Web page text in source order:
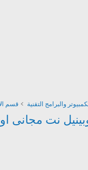
والبرامج التقنية قسم
نت مجانى